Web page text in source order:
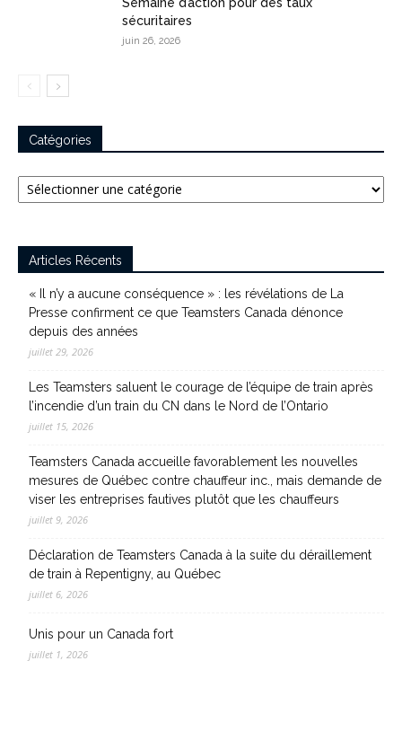
sécuritaires
juin 26, 2026
Catégories
Catégories
Articles Récents
« Il n’y a aucune conséquence » : les révélations de La
Presse confirment ce que Teamsters Canada dénonce
depuis des années
juillet 29, 2026
Les Teamsters saluent le courage de l’équipe de train après
l’incendie d’un train du CN dans le Nord de l’Ontario
juillet 15, 2026
Teamsters Canada accueille favorablement les nouvelles
mesures de Québec contre chauffeur inc., mais demande de
viser les entreprises fautives plutôt que les chauffeurs
juillet 9, 2026
Déclaration de Teamsters Canada à la suite du déraillement
de train à Repentigny, au Québec
juillet 6, 2026
Unis pour un Canada fort
juillet 1, 2026